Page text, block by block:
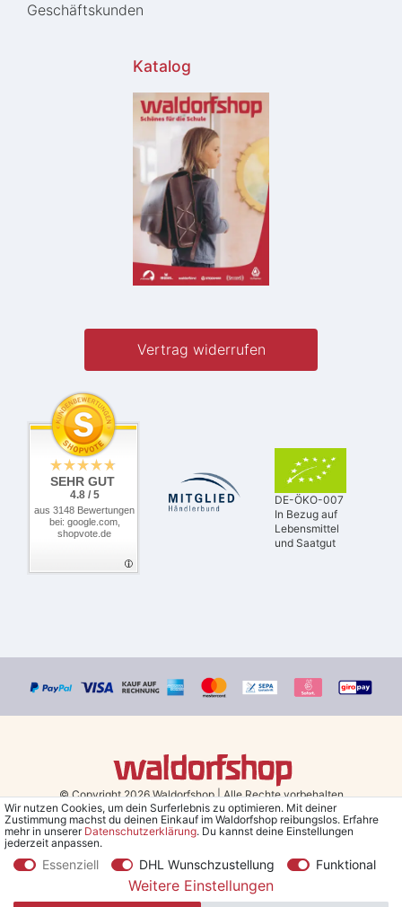
Geschäftskunden
Katalog
Vertrag widerrufen
SEHR GUT
4.8 / 5
aus 3148 Bewertungen
bei: google.com,
shopvote.de
DE-ÖKO-007
In Bezug auf
Lebensmittel
und Saatgut
© Copyright 2026 Waldorfshop|Alle Rechte vorbehalten.
Bestellungen mit Prio Versand bis 13 Uhr, garantierter Versand am
*Kostenlose Lieferung in Deutschland und Österreich ab 79 €.(gilt
nur für Sparversand - ausgenommen Sperrgut und Speditionsware)
Wir nutzen Cookies, um dein Surferlebnis zu optimieren. Mit deiner
Zustimmung machst du deinen Einkauf im Waldorfshop reibungslos. Erfahre
mehr in unserer Daten­schutz­erklärung. Du kannst deine Einstellungen
jederzeit anpassen.
Essenziell DHL Wunschzustellung Funktional
Weitere Einstellungen